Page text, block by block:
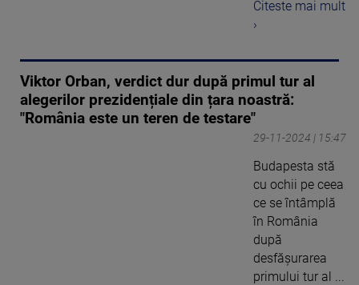
Citeste mai mult
›
Viktor Orban, verdict dur după primul tur al
alegerilor prezidențiale din țara noastră:
"România este un teren de testare"
29-11-2024 | 15:47
Budapesta stă
cu ochii pe ceea
ce se întâmplă
în România
după
desfășurarea
primului tur al ...